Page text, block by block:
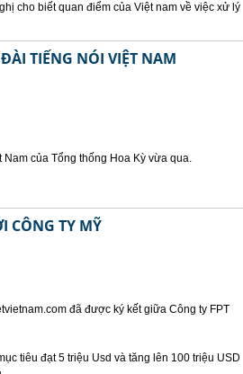
cho biết quan điểm của Việt nam về việc xử lý
TIẾNG NÓI VIỆT NAM
của Tổng thống Hoa Kỳ vừa qua.
CÔNG TY MỸ
đã được ký kết giữa Công ty FPT
tiêu đạt 5 triệu Usd và tăng lên 100 triệu USD